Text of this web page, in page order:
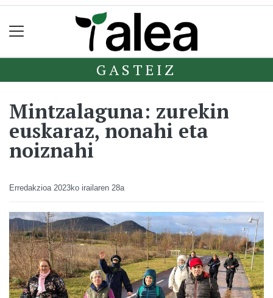
GASTEIZ
Mintzalaguna: zurekin
euskaraz, nonahi eta
noiznahi
Erredakzioa 2023ko irailaren 28a